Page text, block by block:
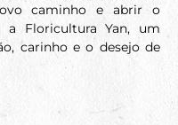
caminho e abrir o
a Floricultura Yan, um
carinho e o desejo de